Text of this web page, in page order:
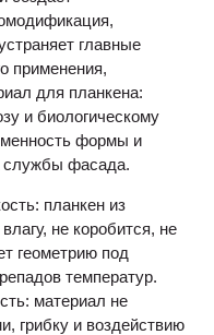
главные
применения,
для планкена:
и биологическому
формы и
службы фасада.
планкен из
не коробится, не
геометрию под
температур.
материал не
грибку и воздействию